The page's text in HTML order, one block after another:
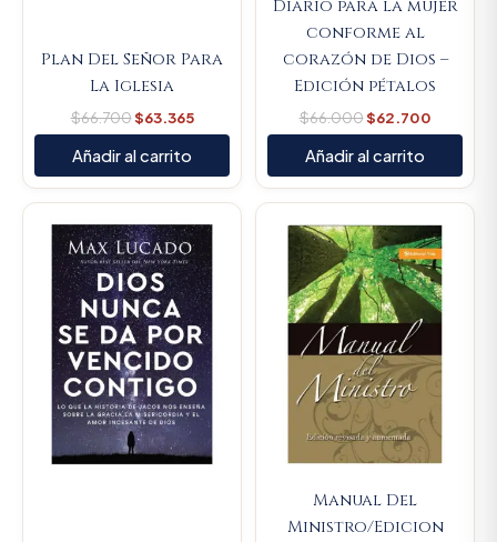
Plan Del Señor Para
La Iglesia
$66.700$63.365
Añadir al carrito
Diario para la mujer
conforme al
corazón de Dios –
Edición pétalos
$66.000$62.700
Añadir al carrito
price
was:
$70.400.
Current
price
$66.880.
Manual Del
Ministro/Edicion
price
was:
$57.200.
Current
price
is: